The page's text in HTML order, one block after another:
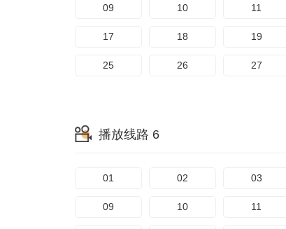
09 10 11
17 18 19
25 26 27
播放线路 6
01 02 03
09 10 11